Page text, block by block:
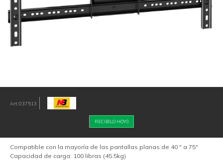
037513
RECIBILO HOY
Compatible con la mayoría de las pantallas planas de 40 " a 75"
Capacidad de carga: 100 libras (45.5kg)